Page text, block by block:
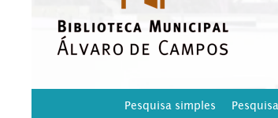
Pesquisa simples